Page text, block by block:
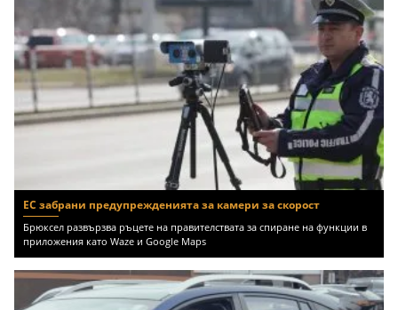
ЕС забрани предупрежденията за камери за скорост
Брюксел развързва ръцете на правителствата за спиране на функции в
приложения като Waze и Google Maps